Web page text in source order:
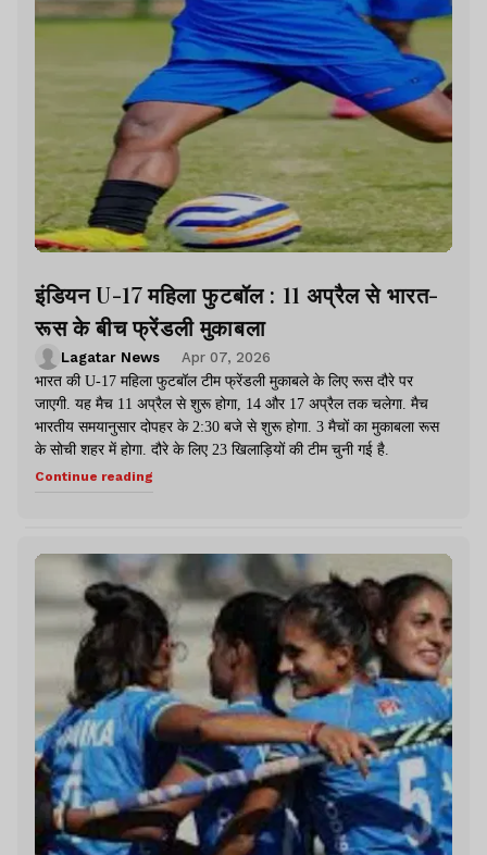
इंडियन U-17 महिला फुटबॉल : 11 अप्रैल से भारत-
रूस के बीच फ्रेंडली मुकाबला
Lagatar News
Apr 07, 2026
भारत की U-17 महिला फुटबॉल टीम फ्रेंडली मुकाबले के लिए रूस दौरे पर
जाएगी. यह मैच 11 अप्रैल से शुरू होगा, 14 और 17 अप्रैल तक चलेगा. मैच
भारतीय समयानुसार दोपहर के 2:30 बजे से शुरू होगा. 3 मैचों का मुकाबला रूस
के सोची शहर में होगा. दौरे के लिए 23 खिलाड़ियों की टीम चुनी गई है.
Continue reading